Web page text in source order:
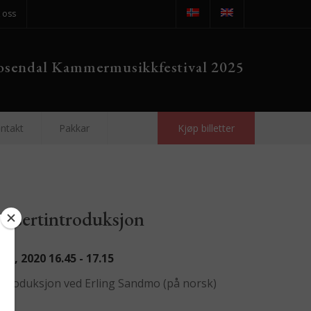
oss
Kammermusikkfestival 2025
Pakkar Kjøp billetter
8, 2020 16.45 - 17.15
ved Erling Sandmo (på norsk)